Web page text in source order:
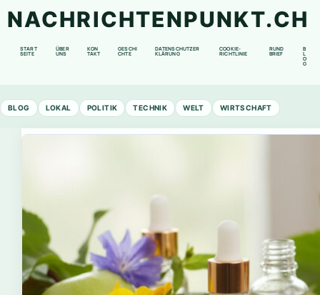
NACHRICHTENPUNKT.CH
START
SEITE
ÜBER
UNS
KON
TAKT
GESCHI
CHTE
DATENSCHUTZER
KLÄRUNG
COOKIE-
RICHTLINIE
RUND
BRIEF
B
L
O
G
BLOG LOKAL POLITIK TECHNIK WELT WIRTSCHAFT